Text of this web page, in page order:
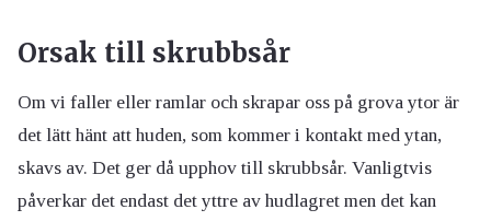
Orsak till skrubbsår
Om vi faller eller ramlar och skrapar oss på grova ytor är
det lätt hänt att huden, som kommer i kontakt med ytan,
skavs av. Det ger då upphov till skrubbsår. Vanligtvis
påverkar det endast det yttre av hudlagret men det kan